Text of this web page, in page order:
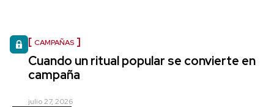
CAMPAÑAS
Cuando un ritual popular se convierte en
campaña
julio 27, 2026